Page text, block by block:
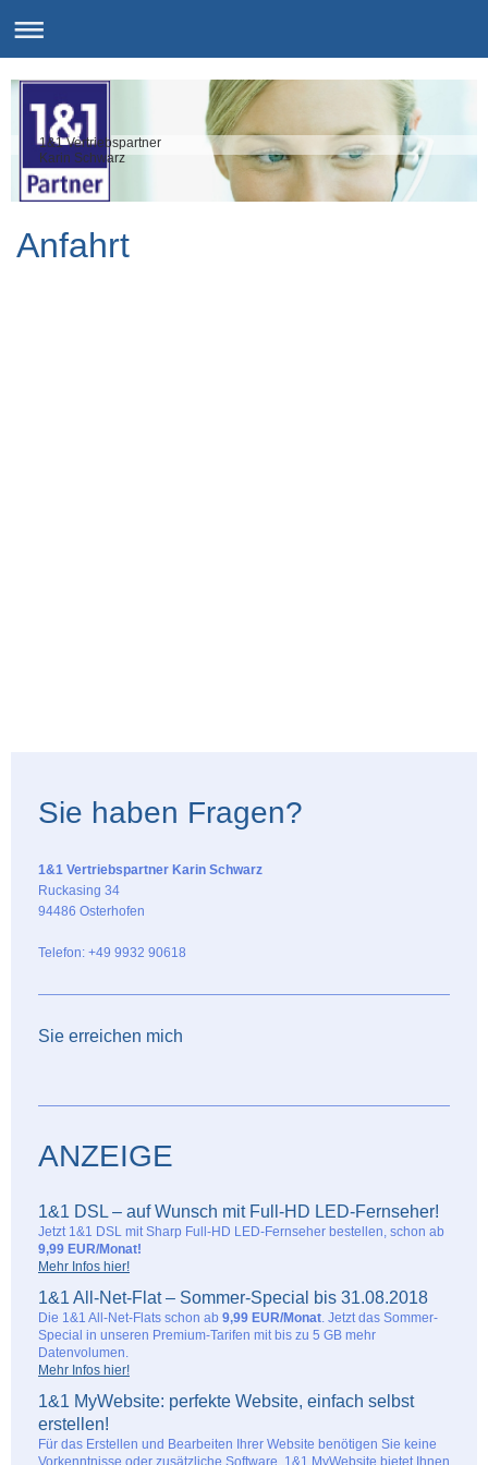
1&1 Vertriebspartner
Karin Schwarz
Anfahrt
Sie haben Fragen?
1&1 Vertriebspartner Karin Schwarz
Ruckasing 34
94486 Osterhofen
Telefon: +49 9932 90618
Sie erreichen mich
ANZEIGE
1&1 DSL – auf Wunsch mit Full-HD LED-Fernseher!
Jetzt 1&1 DSL mit Sharp Full-HD LED-Fernseher bestellen, schon ab
9,99 EUR/Monat!
Mehr Infos hier!
1&1 All-Net-Flat – Sommer-Special bis 31.08.2018
Die 1&1 All-Net-Flats schon ab 9,99 EUR/Monat . Jetzt das Sommer-
Special in unseren Premium-Tarifen mit bis zu 5 GB mehr
Datenvolumen.
Mehr Infos hier!
1&1 MyWebsite: perfekte Website, einfach selbst
erstellen!
Für das Erstellen und Bearbeiten Ihrer Website benötigen Sie keine
Vorkenntnisse oder zusätzliche Software. 1&1 MyWebsite bietet Ihnen